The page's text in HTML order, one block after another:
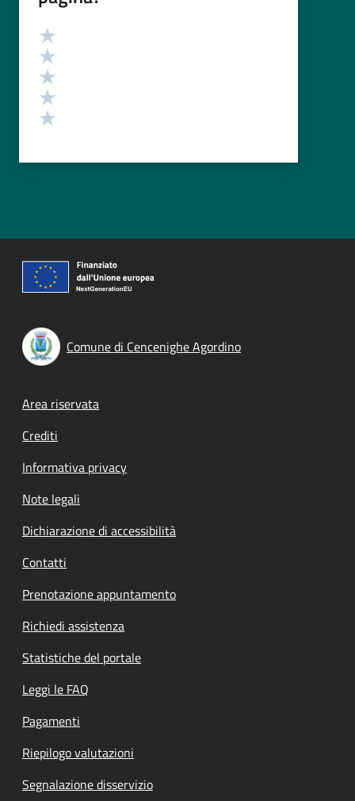
Valutazione
Comune di Cencenighe Agordino
Footer menu
Area riservata
Crediti
Informativa privacy
Note legali
Dichiarazione di accessibilità
Contatti
Prenotazione appuntamento
Richiedi assistenza
Statistiche del portale
Leggi le FAQ
Pagamenti
Riepilogo valutazioni
Segnalazione disservizio